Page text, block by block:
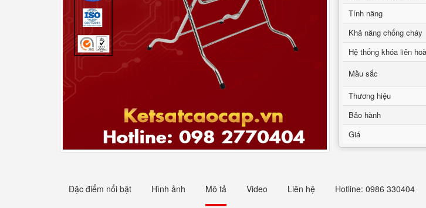
Tính năng
Khả năng chống cháy
Hệ thống khóa liên
Mầu sắc
Thương hiệu
Bảo hành
Giá
Đặc điểm nổi bật Hình ảnh Mô tả Video Liên hệ Hotline: 0986 330404